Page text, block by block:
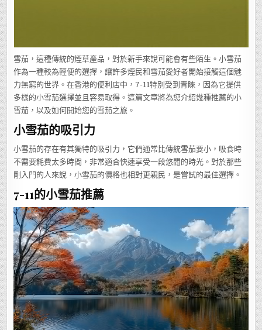
雪茄，這種傳統的煙草產品，對於新手來說可能會有些陌生。小雪茄
作為一種較為輕便的選擇，讓許多煙民和雪茄愛好者開始接觸這個魅
力無窮的世界。在香港的便利店中，7-11特別受到青睞，因為它提供
多樣的小雪茄選擇並且容易取得。這篇文章將為您介紹幾種推薦的小
雪茄，以及如何開始您的雪茄之旅。
小雪茄的吸引力
小雪茄的存在有其獨特的吸引力，它們通常比傳統雪茄要小，吸食時
不需要耗費太多時間，非常適合快速享受一段悠閒的時光。對於那些
剛入門的人來說，小雪茄的價格也相對更親民，是嘗試的最佳選擇。
7-11的小雪茄推薦